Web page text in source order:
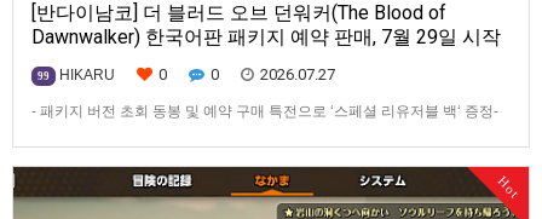
[반다이남코] 더 블러드 오브 던워커(The Blood of
Dawnwalker) 한국어판 패키지 예약 판매, 7월 29일 시작
99 HIKARU 0 0 2026.07.27
- 패키지 버전 초회 동봉 및 예약 구매 특전으로 ‘스페셜 리유저블 백‘ 증정-
브 던워커’(한국어판)의 패키지 예약 판매를 2026년 7월 29일(수) 시작한다
고 발표했다.■ 패키지 버전 초회 동봉 및 …
Hot